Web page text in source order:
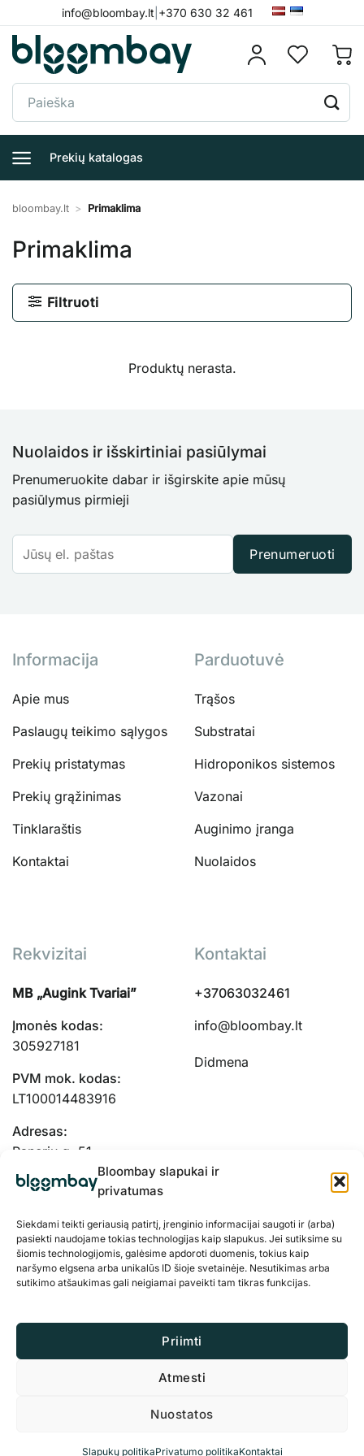
Bloombay slapukai ir
privatumas
Siekdami teikti geriausią patirtį, įrenginio informacijai saugoti ir (arba)
pasiekti naudojame tokias technologijas kaip slapukus. Jei sutiksime su
šiomis technologijomis, galėsime apdoroti duomenis, tokius kaip
naršymo elgsena arba unikalūs ID šioje svetainėje. Nesutikimas arba
sutikimo atšaukimas gali neigiamai paveikti tam tikras funkcijas.
Priimti
Atmesti
Nuostatos
Slapukų politikaPrivatumo politikaKontaktai
to
content
info@bloombay.lt +370 630 32 461
Ieškoti:
Prekių katalogas
bloombay.lt > Primaklima
Primaklima
Filtruoti
Produktų nerasta.
Nuolaidos ir išskirtiniai pasiūlymai
Prenumeruokite dabar ir išgirskite apie mūsų
pasiūlymus pirmieji
Prenumeruoti
Informacija
Apie mus
Paslaugų teikimo sąlygos
Prekių pristatymas
Prekių grąžinimas
Tinklaraštis
Kontaktai
Parduotuvė
Trąšos
Substratai
Hidroponikos sistemos
Vazonai
Auginimo įranga
Nuolaidos
Rekvizitai
MB „Augink Tvariai”
Įmonės kodas:
305927181
PVM mok. kodas:
LT100014483916
Adresas:
Panerių g. 51-
103, Kaunas, 48334
Kontaktai
+37063032461
info@bloombay.lt
Didmena